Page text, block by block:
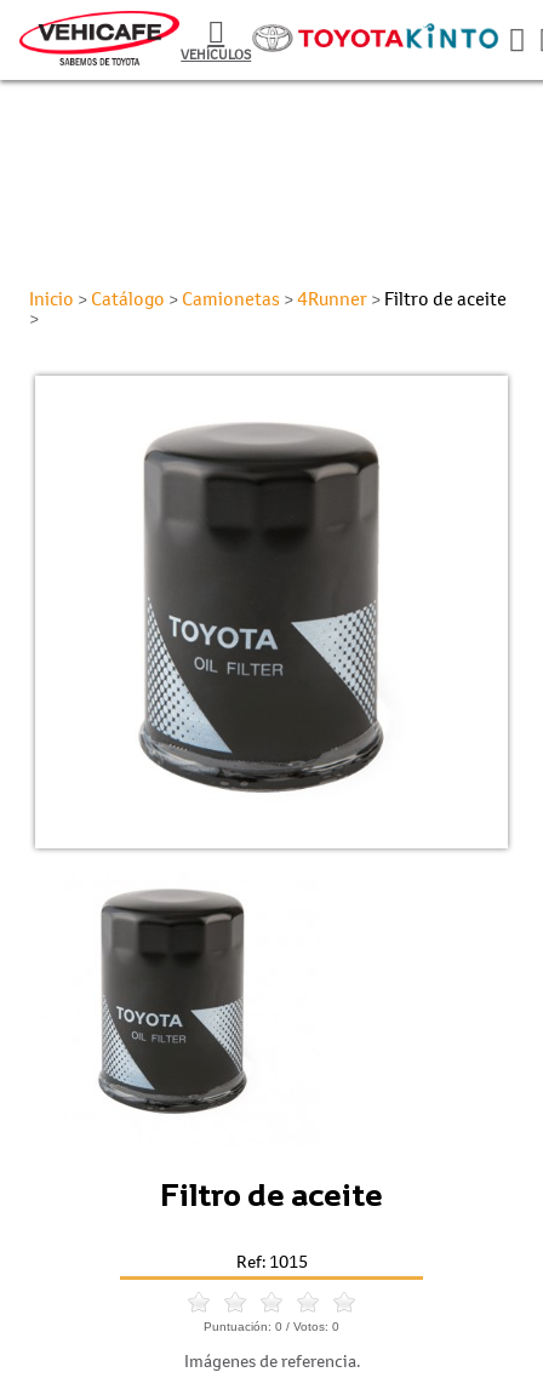
VEHÍCULOS
Inicio > Catálogo > Camionetas >4Runner > Filtro de aceite
>
Filtro de aceite
Ref: 1015
Puntuación: 0 / Votos: 0
Imágenes de referencia.